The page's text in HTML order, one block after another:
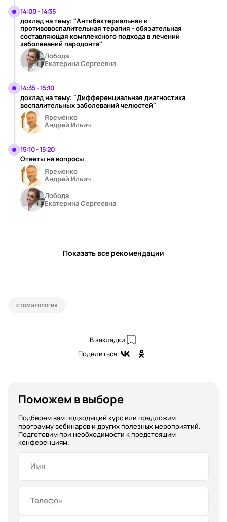
14:00 - 14:35
доклад на тему: "Антибактериальная и
противовоспалительная терапия - обязательная
составляющая комплексного подхода в лечении
заболеваний пародонта"
Лобода
Екатерина Сергеевна
14:35 - 15:10
доклад на тему: "Дифференциальная диагностика
воспалительных заболеваний челюстей"
Яременко
Андрей Ильич
15:10 - 15:20
Ответы на вопросы
Яременко
Андрей Ильич
Лобода
Екатерина Сергеевна
Показать все рекомендации
стоматология
В закладки
Поделиться
Поможем в выборе
Подберем вам подходящий курс или предложим
программу вебинаров и других полезных мероприятий.
Подготовим при необходимости к предстоящим
конференциям.
Имя
Телефон